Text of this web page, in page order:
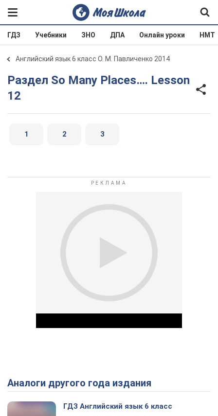
ГДЗ Учебники ЗНО ДПА Онлайн уроки НМТ
Английский язык 6 класс О. М. Павличенко 2014
Раздел So Many Places…. Lesson
12
1 2 3
Play Video
Аналоги другого года издания
ГДЗ Английский язык 6 класс